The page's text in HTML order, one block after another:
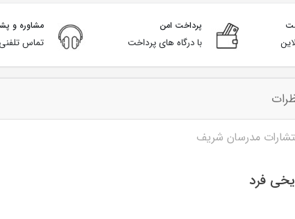
پرداخت امن
با درگاه های پرداخت
مشاوره و
تماس
مدرسان شریف
فرد